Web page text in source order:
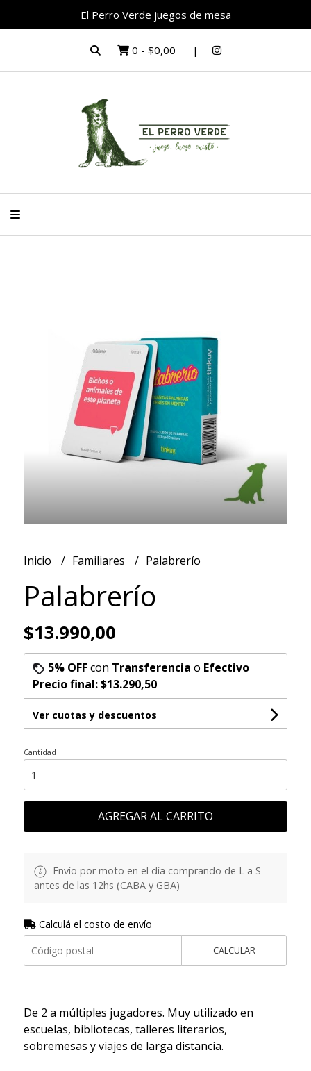
El Perro Verde juegos de mesa
0 - $0,00
Inicio Familiares Palabrerío
Palabrerío
$13.990,00
5% OFFcon Transferencia o Efectivo
Precio final:$13.290,50
Ver cuotas y descuentos
Cantidad
AGREGAR AL CARRITO
Envío por moto en el día comprando de L a S
antes de las 12hs (CABA y GBA)
Calculá el costo de envío
CALCULAR
De 2 a múltiples jugadores. Muy utilizado en
escuelas, bibliotecas, talleres literarios,
sobremesas y viajes de larga distancia.